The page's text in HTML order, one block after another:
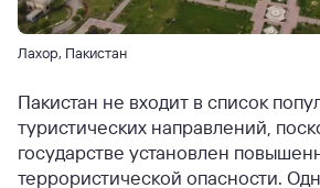
Лахор, Пакистан
Пакистан не входит в список
туристических направлений,
государстве установлен
террористической опасности.